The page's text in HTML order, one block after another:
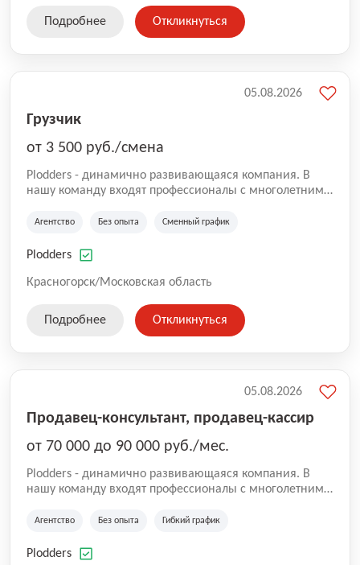
Подробнее Откликнуться
Грузчик
от 3 500 руб./смена
Plodders - динамично развивающаяся компания. В
нашу команду входят профессионалы с многолетним
на рынке аутсорсинга, а накопленный опыт позволяют
оказываемых услуг.
Агентство Без опыта Сменный график
Plodders
Красногорск/Московская область
05.08.2026
Подробнее Откликнуться
Продавец-консультант, продавец-кассир
от 70 000 до 90 000 руб./мес.
Plodders - динамично развивающаяся компания. В
нашу команду входят профессионалы с многолетним
на рынке аутсорсинга, а накопленный опыт позволяют
оказываемых услуг.
Агентство Без опыта Гибкий график
Plodders
05.08.2026